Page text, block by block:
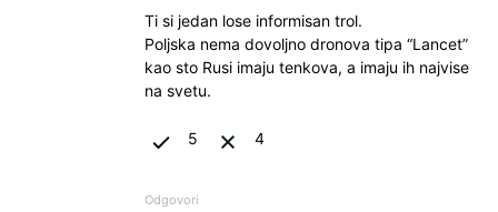
Ti si jedan lose informisan trol.
Poljska nema dovoljno dronova tipa “Lancet”
kao sto Rusi imaju tenkova, a imaju ih najvise
na svetu.
5 4
Odgovori